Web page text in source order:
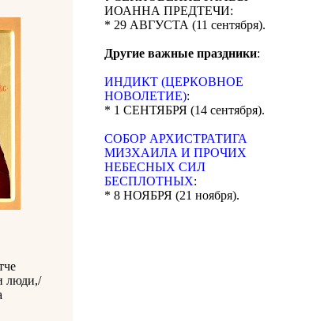
люди,/
ИОАННА ПРЕДТЕЧИ:
* 29 АВГУСТА (11 сентября).
Другие важные праздники:
ИНДИКТ (ЦЕРКОВНОЕ
НОВОЛЕТИЕ):
* 1 СЕНТЯБРЯ (14 сентября).
CОБОР АРХИСТРАТИГА
МИЗХАИЛА И ПРОЧИХ
НЕБЕСНЫХ СИЛ
БЕСПЛОТНЫХ:
* 8 НОЯБРЯ (21 ноября).